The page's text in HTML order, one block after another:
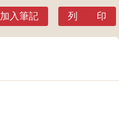
加入筆記 列 印